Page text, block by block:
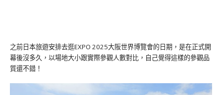
之前日本旅遊安排去逛EXPO 2025大阪世界博覽會的日期，是在正式開
幕後沒多久，以場地大小跟實際參觀人數對比，自己覺得這樣的參觀品
質還不錯！